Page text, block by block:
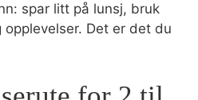
spar litt på lunsj, bruk
Det er det du